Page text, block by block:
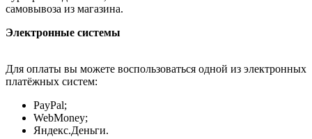
самовывоза из магазина.
Электронные системы
Для оплаты вы можете воспользоваться одной из электронных
платёжных систем:
PayPal;
WebMoney;
Яндекс.Деньги.